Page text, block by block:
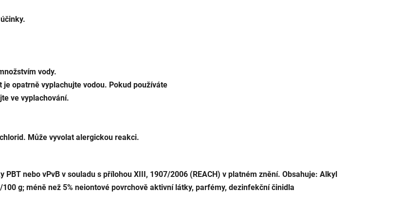
vody.
je opatrně vyplachujte vodou. Pokud používáte
ve vyplachování.
Může vyvolat alergickou reakci.
nebo vPvB v souladu s přílohou XIII, 1907/2006 (REACH) v platném znění. Obsahuje: Alkyl
g; méně než 5% neiontové povrchově aktivní látky, parfémy, dezinfekční činidla